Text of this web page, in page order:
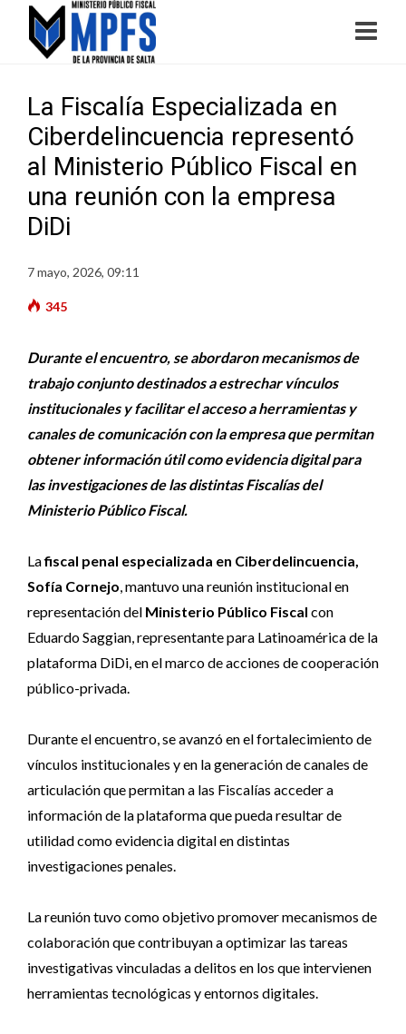
La Fiscalía Especializada en
Ciberdelincuencia representó
al Ministerio Público Fiscal en
una reunión con la empresa
DiDi
7 mayo, 2026, 09:11
345
Durante el encuentro, se abordaron mecanismos de
trabajo conjunto destinados a estrechar vínculos
institucionales y facilitar el acceso a herramientas y
canales de comunicación con la empresa que permitan
obtener información útil como evidencia digital para
las investigaciones de las distintas Fiscalías del
Ministerio Público Fiscal.
Lafiscal penal especializada en Ciberdelincuencia,
Sofía Cornejo, mantuvo una reunión institucional en
representación del Ministerio Público Fiscal con
Eduardo Saggian, representante para Latinoamérica de la
plataforma DiDi, en el marco de acciones de cooperación
público-privada.
Durante el encuentro, se avanzó en el fortalecimiento de
vínculos institucionales y en la generación de canales de
articulación que permitan a las Fiscalías acceder a
información de la plataforma que pueda resultar de
utilidad como evidencia digital en distintas
investigaciones penales.
La reunión tuvo como objetivo promover mecanismos de
colaboración que contribuyan a optimizar las tareas
investigativas vinculadas a delitos en los que intervienen
herramientas tecnológicas y entornos digitales.